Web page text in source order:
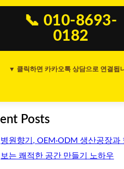
📞 010-8693-
0182
▼ 클릭하면 카카오톡 상담으로 연결됩
Posts
병원향기, OEM·ODM 생산공장과
보는 쾌적한 공간 만들기 노하우